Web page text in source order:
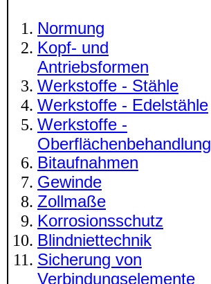
Normung
Kopf- und
Antriebsformen
Werkstoffe - Stähle
Werkstoffe - Edelstähle
Werkstoffe -
Oberflächenbehandlung
Bitaufnahmen
Gewinde
Zollmaße
Korrosionsschutz
Blindniettechnik
Sicherung von
Verbindungselemente